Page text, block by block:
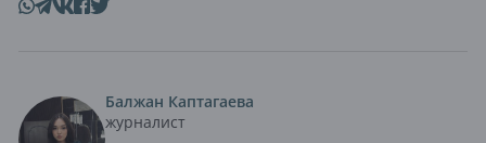
Балжан Каптагаева
журналист